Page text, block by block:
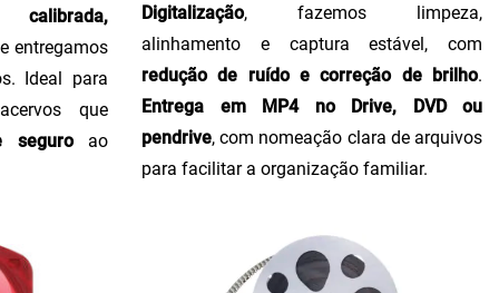
entregamos
Ideal para
que
seguroao
Digitalização, fazemos limpeza,
alinhamento e captura estável, com
redução de ruído e correção de brilho.
Entrega em MP4 no Drive, DVD ou
pendrive, com nomeação clara de arquivos
para facilitar a organização familiar.